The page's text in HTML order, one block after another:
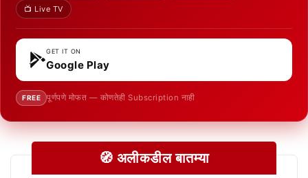
📺 Live TV
GET IT ON
Google Play
FREE पूर्णपणे मोफत — कोणतेही Subscription नाही
🧭 अलीकडील बातम्या